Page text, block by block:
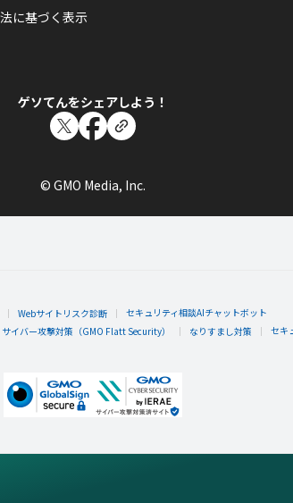
に基づく表示
ゲソてんをシェアしよう！
© GMO Media, Inc.
Webサイトリスク診断
セキュリティ相談AIチャットボット
サイバー攻撃対策（GMO Flatt Security） なりすまし対策 セキ